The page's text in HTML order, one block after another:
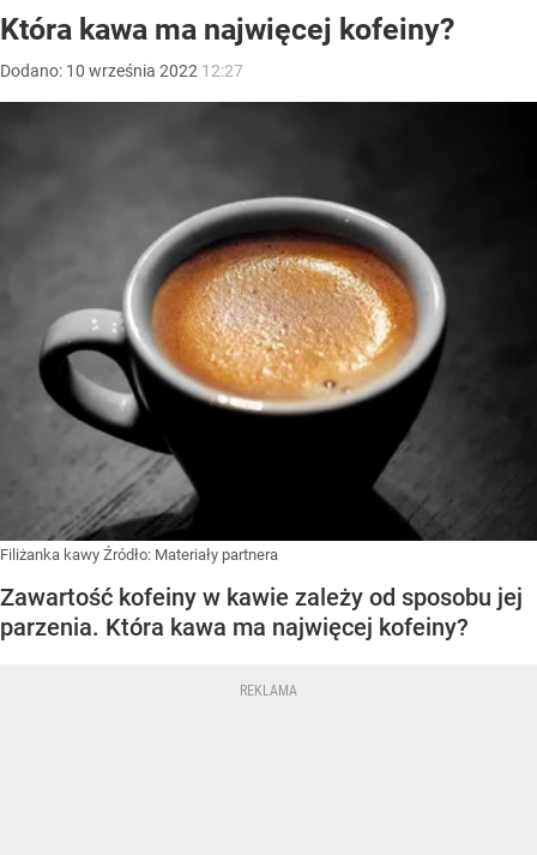
Która kawa ma najwięcej kofeiny?
Dodano: 10 września 2022 12:27
Filiżanka kawy Źródło: Materiały partnera
Zawartość kofeiny w kawie zależy od sposobu jej
parzenia. Która kawa ma najwięcej kofeiny?